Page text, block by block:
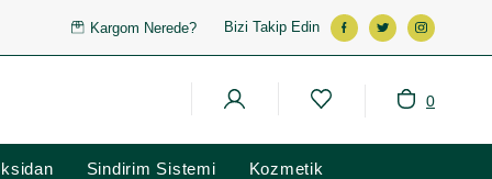
Kargom Nerede? Bizi Takip Edin
0
Sindirim Sistemi Kozmetik